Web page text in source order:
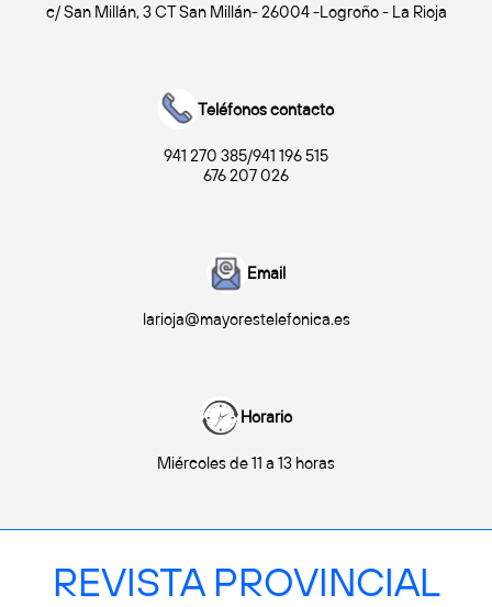
c/ San Millán, 3 CT San Millán- 26004 -Logroño - La Rioja
Teléfonos contacto
941 270 385/941 196 515
676 207 026
Email
larioja@mayorestelefonica.es
Horario
Miércoles de 11 a 13 horas
REVISTA PROVINCIAL